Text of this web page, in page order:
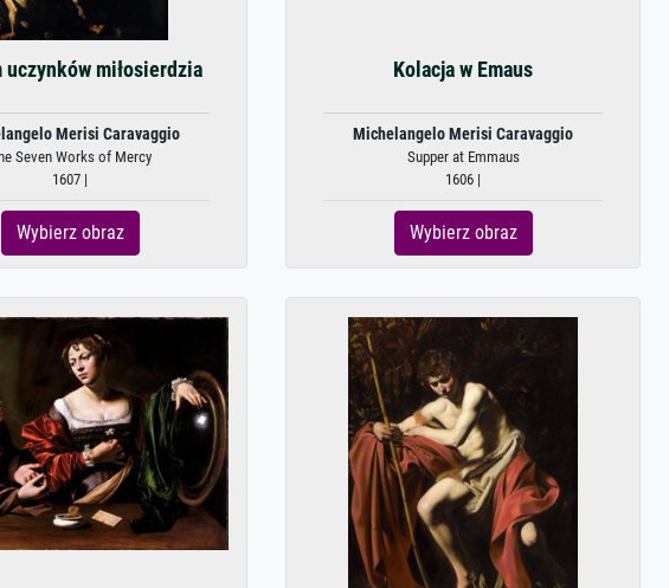
uczynków miłosierdzia
Merisi Caravaggio
Seven Works of Mercy
1607 |
Wybierz obraz
Kolacja w Emaus
Michelangelo Merisi Caravaggio
Supper at Emmaus
1606 |
Wybierz obraz